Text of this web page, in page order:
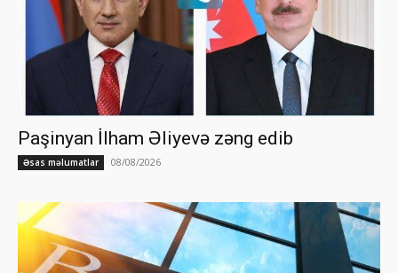
Paşinyan İlham Əliyevə zəng edib
Əsas məlumatlar 08/08/2026